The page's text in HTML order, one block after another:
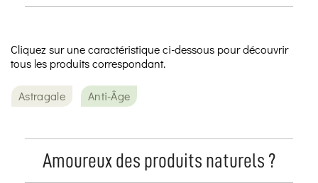
Cliquez sur une caractéristique ci-dessous pour découvrir
tous les produits correspondant.
Astragale Anti-Âge
Amoureux des produits naturels ?